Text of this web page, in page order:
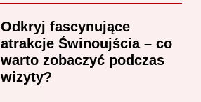
Odkryj fascynujące
atrakcje Świnoujścia – co
warto zobaczyć podczas
wizyty?